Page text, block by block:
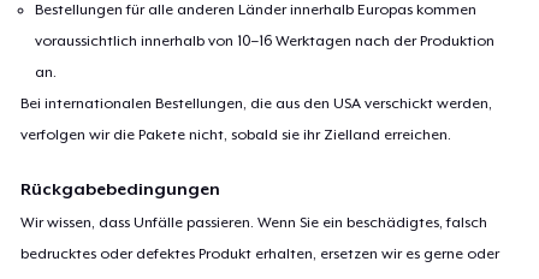
Bestellungen für alle anderen Länder innerhalb Europas kommen
voraussichtlich innerhalb von 10–16 Werktagen nach der Produktion
an.
Bei internationalen Bestellungen, die aus den USA verschickt werden,
verfolgen wir die Pakete nicht, sobald sie ihr Zielland erreichen.
Rückgabebedingungen
Wir wissen, dass Unfälle passieren. Wenn Sie ein beschädigtes, falsch
bedrucktes oder defektes Produkt erhalten, ersetzen wir es gerne oder